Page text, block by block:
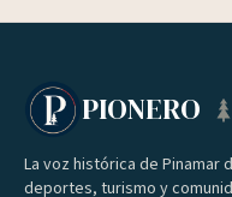
PIONERO
La voz histórica de Pinamar
deportes, turismo y